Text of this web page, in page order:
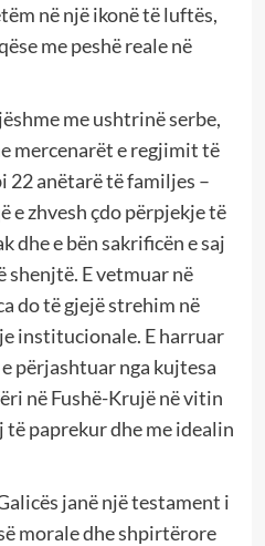
në një ikonë të luftës,
me peshë reale në
me ushtrinë serbe,
mercenarët e regjimit të
22 anëtarë të familjes –
e zhvesh çdo përpjekje të
dhe e bën sakrificën e saj
shenjtë. E vetmuar në
do të gjejë strehim në
institucionale. E harruar
përjashtuar nga kujtesa
në Fushë-Krujë në vitin
paprekur dhe me idealin
janë një testament i
morale dhe shpirtërore